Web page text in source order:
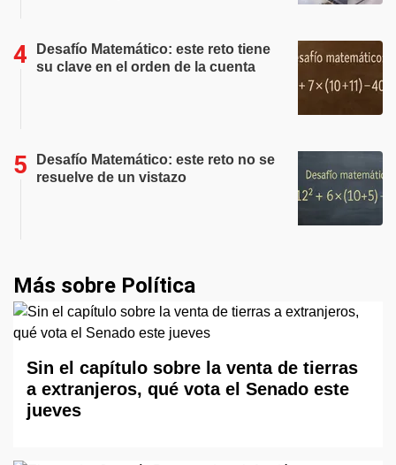
Desafío Matemático: este reto tiene
su clave en el orden de la cuenta
Desafío Matemático: este reto no se
resuelve de un vistazo
Más sobre Política
Sin el capítulo sobre la venta de tierras
a extranjeros, qué vota el Senado este
jueves